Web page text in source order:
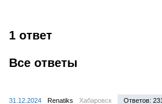
1 ответ
Все ответы
31.12.2024 Renatiks Хабаровск Ответов: